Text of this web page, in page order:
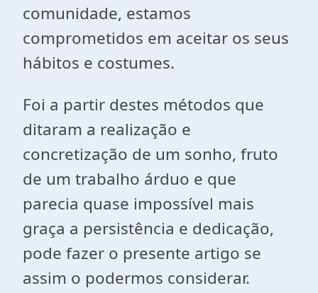
comunidade, estamos
comprometidos em aceitar os seus
hábitos e costumes.
Foi a partir destes métodos que
ditaram a realização e
concretização de um sonho, fruto
de um trabalho árduo e que
parecia quase impossível mais
graça a persistência e dedicação,
pode fazer o presente artigo se
assim o podermos considerar.